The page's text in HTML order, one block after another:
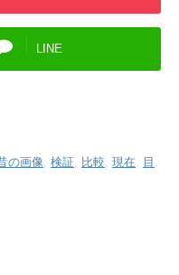
LINE
の画像 検証 比較 現在 目